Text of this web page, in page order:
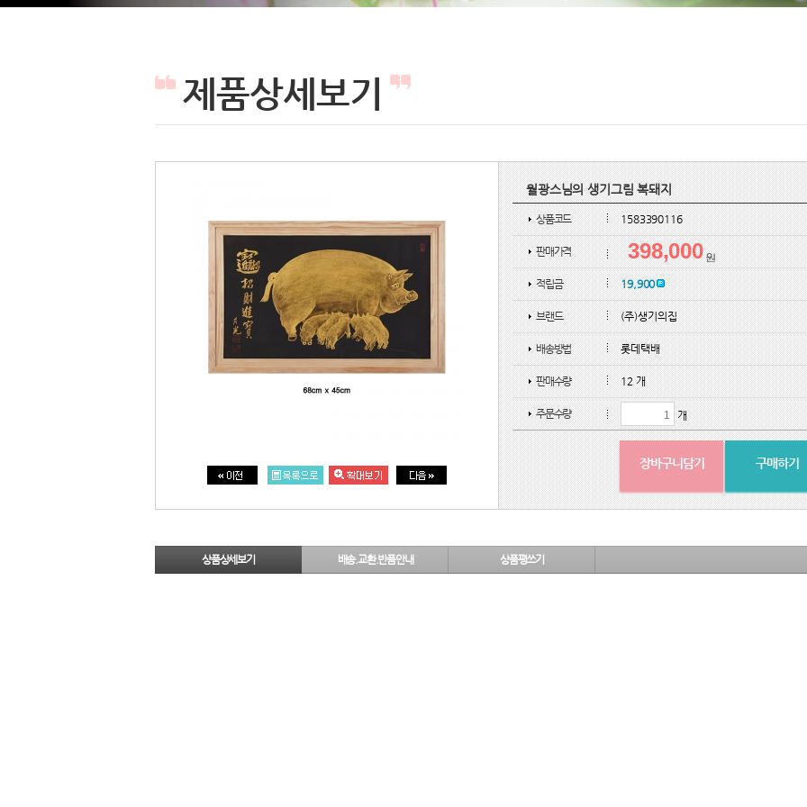
제품상세보기
월광스님의 생기그림 복돼지
상품코드 1583390116
판매가격 398,000
적립금 19,900
브랜드 (주)생기의집
배송방법 롯데택배
판매수량 12 개
주문수량 개
장바구니담기 구매하기
상품상세보기 배송.교환.반품안내 상품평쓰기